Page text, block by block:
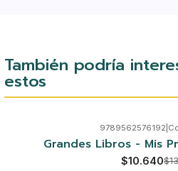
También podría
estos
-20%
9789562576192
Grandes Libros - Mis
$10.640